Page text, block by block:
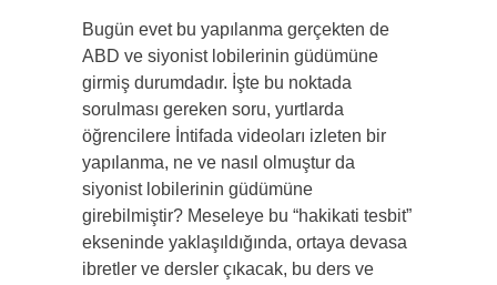
Bugün evet bu yapılanma gerçekten de
ABD ve siyonist lobilerinin güdümüne
girmiş durumdadır. İşte bu noktada
sorulması gereken soru, yurtlarda
öğrencilere İntifada videoları izleten bir
yapılanma, ne ve nasıl olmuştur da
siyonist lobilerinin güdümüne
girebilmiştir? Meseleye bu “hakikati tesbit”
ekseninde yaklaşıldığında, ortaya devasa
ibretler ve dersler çıkacak, bu ders ve